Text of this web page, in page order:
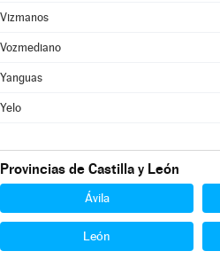
Vizmanos
Vozmediano
Yanguas
Yelo
Provincias de Castilla y León
Ávila
León